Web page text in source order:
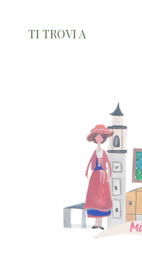
TI TROVI A